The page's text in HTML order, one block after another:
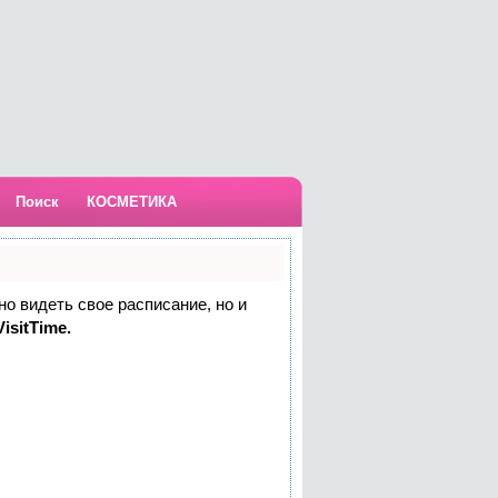
Поиск КОСМЕТИКА
видеть свое расписание, но и